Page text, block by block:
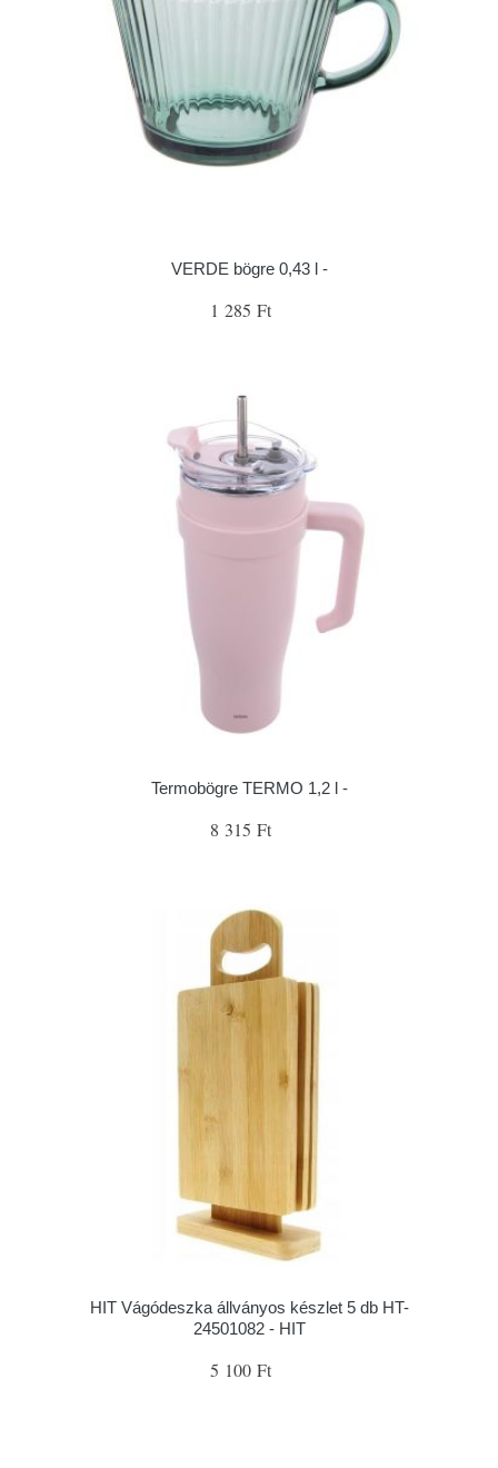
VERDE bögre 0,43 l -
1 285 Ft
Termobögre TERMO 1,2 l -
8 315 Ft
HIT Vágódeszka állványos készlet 5 db HT-
24501082 - HIT
5 100 Ft